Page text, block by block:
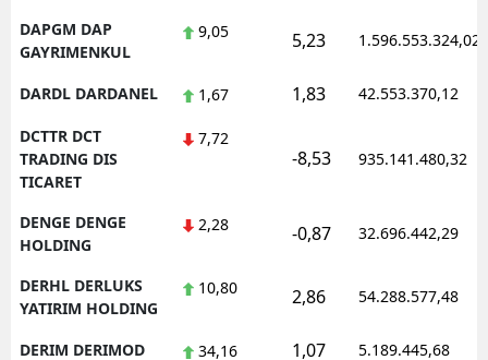
DAPGM DAP
GAYRIMENKUL
9,05 5,23 1.596.553.324,02
DARDL DARDANEL 1,67 1,83 42.553.370,12
DCTTR DCT
TRADING DIS
TICARET
7,72
-8,53 935.141.480,32
DENGE DENGE
HOLDING
2,28 -0,87 32.696.442,29
DERHL DERLUKS
YATIRIM HOLDING
10,80 2,86 54.288.577,48
DERIM DERIMOD 34,16 1,07 5.189.445,68